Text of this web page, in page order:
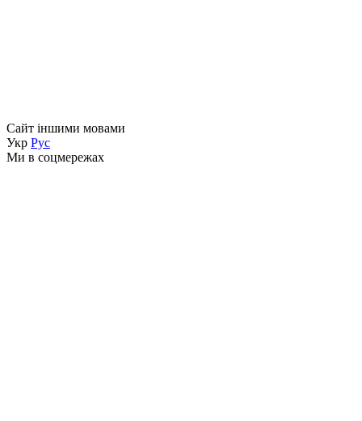
Сайт іншими мовами
Укр Рус
Ми в соцмережах